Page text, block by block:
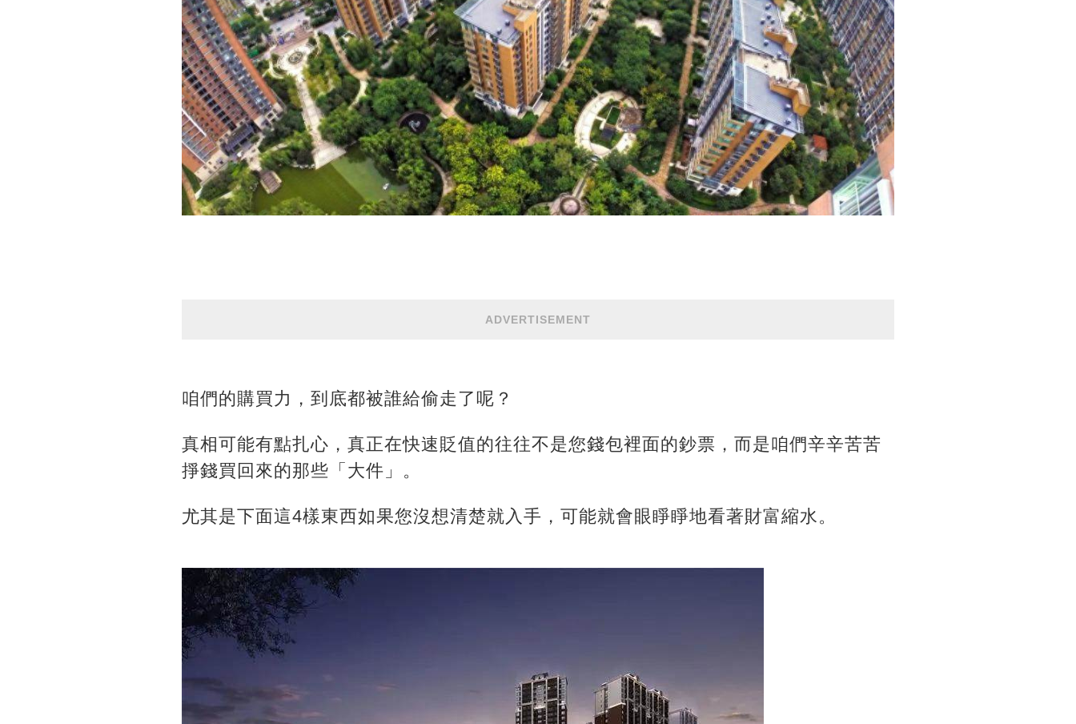
ADVERTISEMENT
咱們的購買力，到底都被誰給偷走了呢？
真相可能有點扎心，真正在快速貶值的往往不是您錢包裡面的鈔票，而是咱們辛辛苦苦
掙錢買回來的那些「大件」。
尤其是下面這4樣東西如果您沒想清楚就入手，可能就會眼睜睜地看著財富縮水。